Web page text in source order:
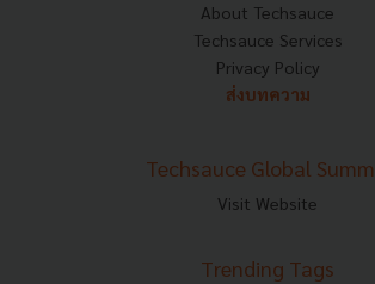
About Techsauce
Techsauce Services
Privacy Policy
ส่งบทความ
Techsauce Global
Visit Website
Trending Tags